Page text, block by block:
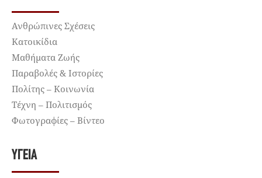
Ανθρώπινες Σχέσεις
Κατοικίδια
Μαθήματα Ζωής
Παραβολές & Ιστορίες
Πολίτης – Κοινωνία
Τέχνη – Πολιτισμός
Φωτογραφίες – Βίντεο
ΥΓΕΊΑ